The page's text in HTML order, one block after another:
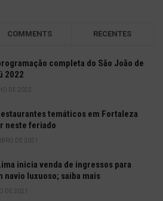
COMMENTS RECENTES
completa do São João de
2022
DE 2022
temáticos em Fortaleza
neste feriado
DE 2021
inicia venda de ingressos para
navio luxuoso; saiba mais
DE 2021